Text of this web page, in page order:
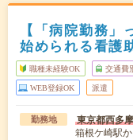
【「病院勤務
始められる看護
職種未経験OK 交通費
WEB登録OK 派遣
勤務地 東京都西多
箱根ケ崎駅